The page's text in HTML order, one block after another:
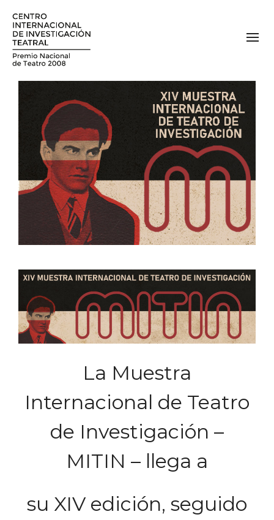
La Muestra
Internacional de Teatro
de Investigación –
MITIN – llega a
su XIV edición, seguido